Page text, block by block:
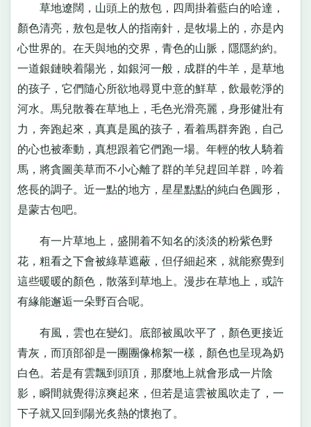
草地遼闊，山頭上的敖包，四周掛着藍白的哈達，
顏色清亮，敖包是牧人的指南針，是牧場上的，亦是內
心世界的。在天與地的交界，青色的山脈，隱隱約約。
一道銀鏈映着陽光，如銀河一般，成群的牛羊，是草地
的孩子，它們隨心所欲地尋覓中意的鮮草，飲最乾淨的
河水。馬兒散養在草地上，毛色光滑亮麗，身形健壯有
力，奔跑起來，真真是風的孩子，看着馬群奔跑，自己
的心也被牽動，真想跟着它們跑一場。年輕的牧人騎着
馬，將貪圖美草而不小心離了群的羊兒趕回羊群，吟着
悠長的調子。近一點的地方，星星點點的純白色圓形，
是蒙古包吧。
有一片草地上，盛開着不知名的淡淡的粉紫色野
花，粗看之下會被綠草遮蔽，但仔細起來，就能察覺到
這些暖暖的顏色，散落到草地上。漫步在草地上，或許
有緣能邂逅一朵野百合呢。
有風，雲也在變幻。底部被風吹平了，顏色更接近
青灰，而頂部卻是一團團像棉絮一樣，顏色也呈現為奶
白色。若是有雲飄到頭頂，那麼地上就會形成一片陰
影，瞬間就覺得涼爽起來，但若是這雲被風吹走了，一
下子就又回到陽光炙熱的懷抱了。